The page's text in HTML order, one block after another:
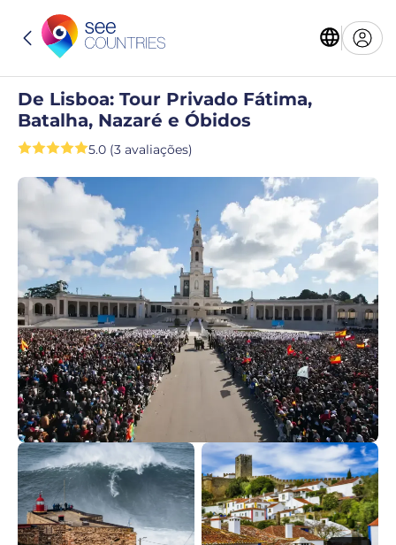
De Lisboa: Tour Privado Fátima,
Batalha, Nazaré e Óbidos
5.0 (3 avaliações)